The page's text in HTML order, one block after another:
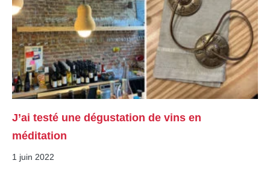
J’ai testé une dégustation de vins en
méditation
1 juin 2022